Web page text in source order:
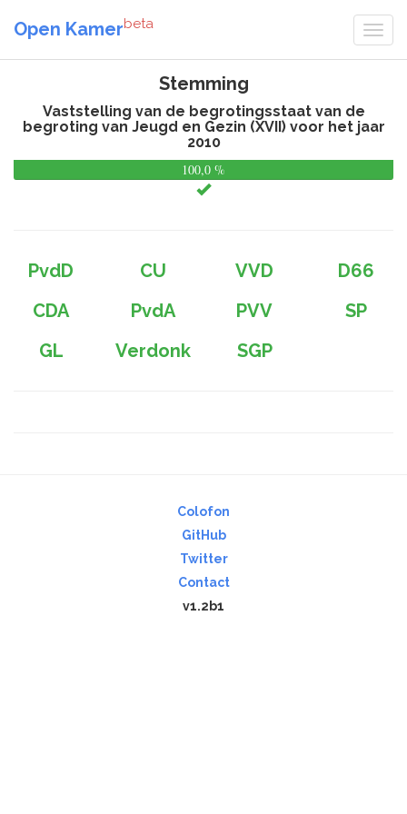
Open Kamerbeta
Stemming
Vaststelling van de begrotingsstaat van de
begroting van Jeugd en Gezin (XVII) voor het jaar
2010
100,0 %
PvdD CU VVD
D66
CDA
PvdA PVV
SP
GL
Verdonk SGP
Colofon
GitHub
Twitter
Contact
v1.2b1